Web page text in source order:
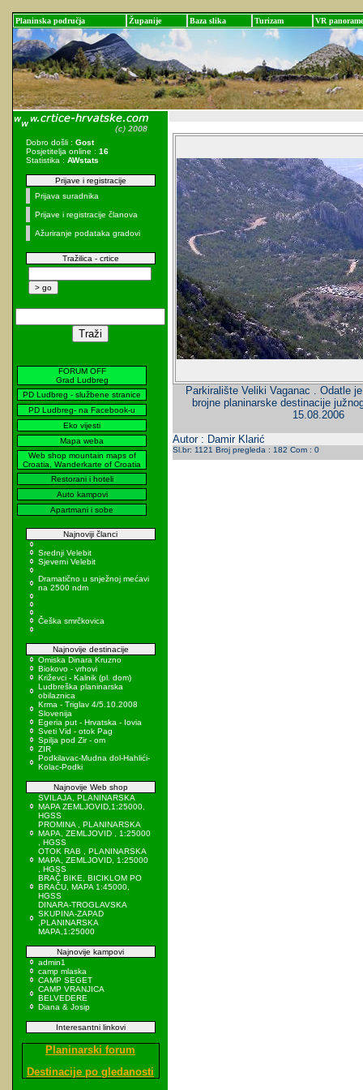
Planinska područja Županije Baza slika Turizam VR panorame
Dobro došli : Gost
Posjetitelja online : 16
Statistika : AWstats
Prijave i registracije
Prijava suradnika
Prijave i registracije članova
Ažuriranje podataka gradovi
Tražilica - crtice
FORUM OFF
Grad Ludbreg
PD Ludbreg - službene stranice
PD Ludbreg- na Facebook-u
Eko vijesti
Mapa weba
Web shop mountain maps of
Croatia, Wanderkarte of Croatia
Restorani i hoteli
Auto kampovi
Apartmani i sobe
Najnoviji članci
Srednji Velebit
Sjeverni Velebit
Dramatično u snježnoj mećavi
na 2500 ndm
Češka smrčkovica
Najnovije destinacije
Omiska Dinara Kruzno
Biokovo - vrhovi
Križevci - Kalnik (pl. dom)
Ludbreška planinarska
obilaznica
Krma - Triglav 4/5.10.2008
Slovenija
Egeria put - Hrvatska - Iovia
Sveti Vid - otok Pag
Spilja pod Zir - om
ZIR
Podkilavac-Mudna dol-Hahlići-
Kolac-Podki
Najnovije Web shop
SVILAJA, PLANINARSKA
MAPA ZEMLJOVID,1:25000,
HGSS
PROMINA , PLANINARSKA
MAPA, ZEMLJOVID , 1:25000
, HGSS
OTOK RAB , PLANINARSKA
MAPA, ZEMLJOVID, 1:25000
, HGSS
BRAČ BIKE, BICIKLOM PO
BRAČU, MAPA 1:45000,
HGSS
DINARA-TROGLAVSKA
SKUPINA-ZAPAD
,PLANINARSKA
MAPA,1:25000
Najnovije kampovi
admin1
camp mlaska
CAMP SEGET
CAMP VRANJICA
BELVEDERE
Diana & Josip
Interesantni linkovi
Planinarski forum
Destinacije po gledanosti
Parkiralište Veliki Vaganac . Odatle
brojne planinarske destinacije
15.08.2006
Autor : Damir Klarić
Sl.br: 1121 Broj pregleda : 182 Com : 0